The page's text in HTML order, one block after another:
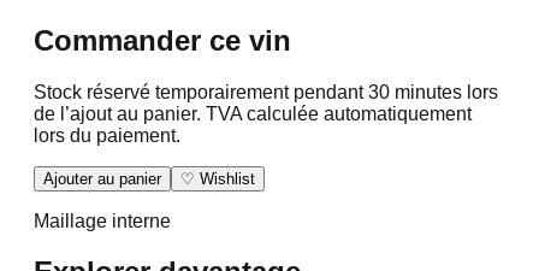
Commander ce vin
Stock réservé temporairement pendant 30 minutes lors
de l’ajout au panier. TVA calculée automatiquement
lors du paiement.
Ajouter au panier ♡ Wishlist
Maillage interne